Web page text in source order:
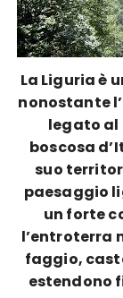
La Liguria è
nonostante
legato al
boscosa
suo
paesaggio
un forte
l’entroterra
faggio,
estendono